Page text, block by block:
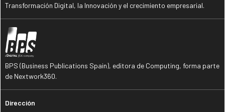
Transformación Digital, la Innovación y el crecimiento empresarial.
BPS (Business Publications Spain), editora de Computing, forma parte
de Nextwork360.
Dirección